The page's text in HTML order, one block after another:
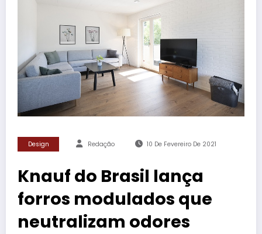
Design Redação 10 De Fevereiro De 2021
Knauf do Brasil lança
forros modulados que
neutralizam odores